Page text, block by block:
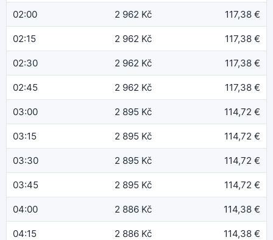
02:00 2 962 Kč 117,38 €
02:15 2 962 Kč 117,38 €
02:30 2 962 Kč 117,38 €
02:45 2 962 Kč 117,38 €
03:00 2 895 Kč 114,72 €
03:15 2 895 Kč 114,72 €
03:30 2 895 Kč 114,72 €
03:45 2 895 Kč 114,72 €
04:00 2 886 Kč 114,38 €
04:15 2 886 Kč 114,38 €